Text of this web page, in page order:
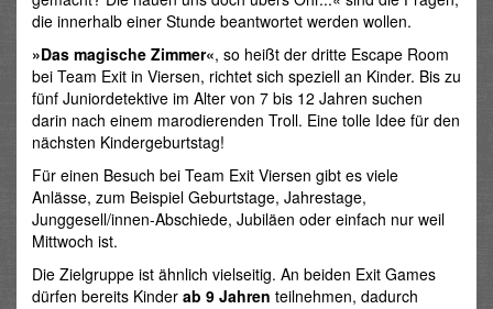
die innerhalb einer Stunde beantwortet werden wollen.
»Das magische Zimmer«, so heißt der dritte Escape Room
bei Team Exit in Viersen, richtet sich speziell an Kinder. Bis zu
fünf Juniordetektive im Alter von 7 bis 12 Jahren suchen
darin nach einem marodierenden Troll. Eine tolle Idee für den
nächsten Kindergeburtstag!
Für einen Besuch bei Team Exit Viersen gibt es viele
Anlässe, zum Beispiel Geburtstage, Jahrestage,
Junggesell/innen-Abschiede, Jubiläen oder einfach nur weil
Mittwoch ist.
Die Zielgruppe ist ähnlich vielseitig. An beiden Exit Games
dürfen bereits Kinder ab 9 Jahren teilnehmen, dadurch